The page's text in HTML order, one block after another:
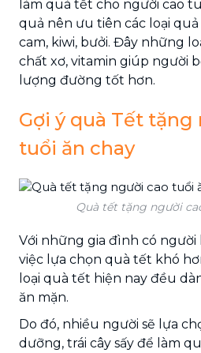
làm quà tết cho người cao
quả nên ưu tiên các loại quả
cam, kiwi, bưởi. Đây những
chất xơ, vitamin giúp người
lượng đường tốt hơn.
Gợi ý quà Tết tặng
tuổi ăn chay
Quà tết tặng người
Với những gia đình có
việc lựa chọn quà tết khó
loại quà tết hiện nay đều
ăn mặn.
Do đó, nhiều người sẽ lựa
dưỡng, trái cây sấy để làm